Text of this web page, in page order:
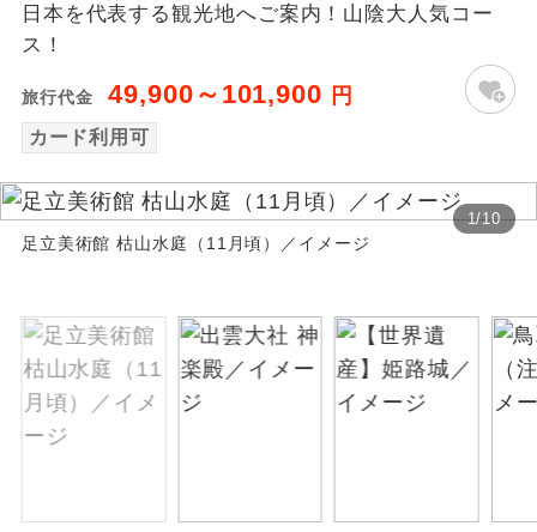
日本を代表する観光地へご案内！山陰大人気コー
ス！
旅行代金 49,900～101,900 円
カード利用可
1/10
足立美術館 枯山水庭（11月頃）／イメージ
現地添乗員同
行
バスガイド乗
務
新コース 初登場のコースです。
絶景 絶景スポットに立ち寄るコースです。
温泉 温泉地にも宿泊するコースです。